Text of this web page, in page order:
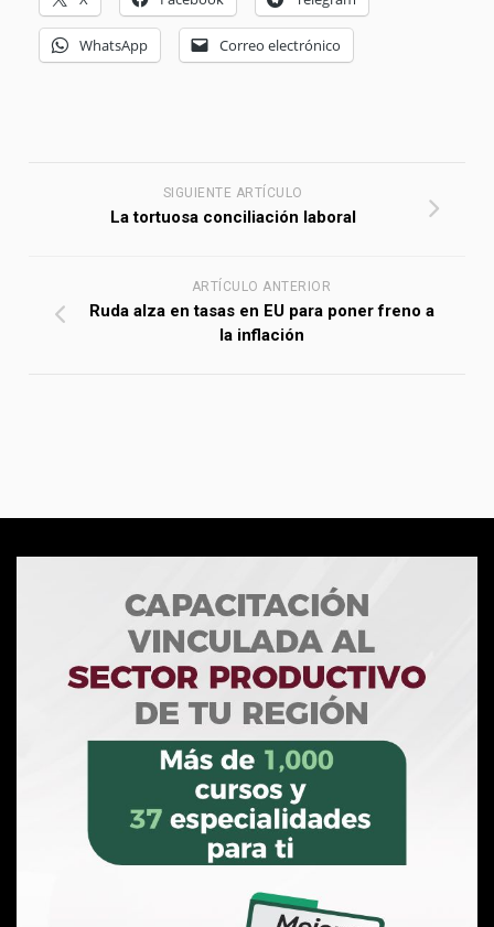
WhatsApp Correo electrónico
SIGUIENTE ARTÍCULO
La tortuosa conciliación laboral
ARTÍCULO ANTERIOR
Ruda alza en tasas en EU para poner freno a
la inflación